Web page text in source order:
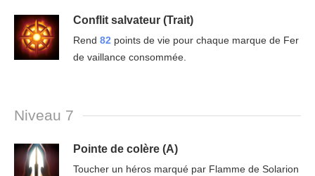
Conflit salvateur (Trait)
Rend 82 points de vie pour chaque marque de Fer
de vaillance consommée.
Niveau 7
Pointe de colère (A)
Toucher un héros marqué par Flamme de Solarion